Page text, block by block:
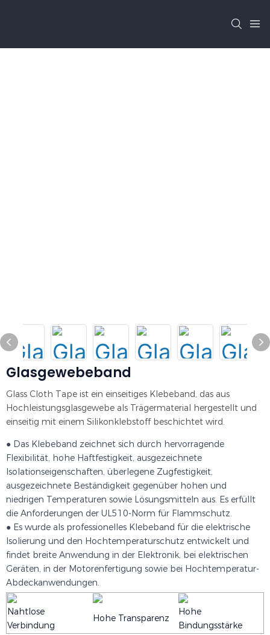
Glasgewebeband
Glass Cloth Tape ist ein einseitiges Klebeband, das aus
Hochleistungsglasgewebe als Trägermaterial hergestellt und
einseitig mit einem Silikonklebstoff beschichtet wird.
● Das Klebeband zeichnet sich durch hervorragende
Flexibilität, hohe Haftfestigkeit, ausgezeichnete
Isolationseigenschaften, überlegene Zugfestigkeit,
ausgezeichnete Beständigkeit gegenüber hohen und
niedrigen Temperaturen sowie Lösungsmitteln aus. Es erfüllt
die Anforderungen der UL510-Norm für Flammschutz.
● Es wurde als professionelles Klebeband für die elektrische
Isolierung und den Hochtemperaturschutz entwickelt und
findet breite Anwendung in der Elektronik, bei elektrischen
Geräten, in der Motorenfertigung sowie bei Hochtemperatur-
Abdeckanwendungen.
Nahtlose
Verbindung
Hohe Transparenz
Hohe
Bindungsstärke